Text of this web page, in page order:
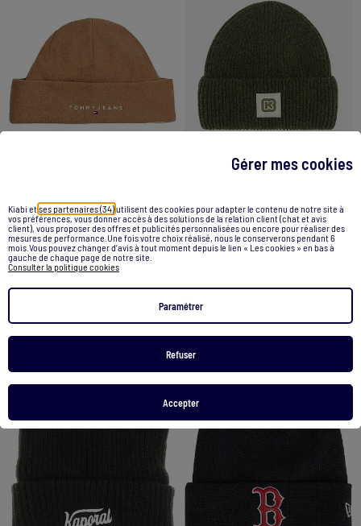
Gérer mes cookies
Kiabi et ses partenaires (34)utilisent des cookies pour adapter le contenu de notre site à
vos préférences, vous donner accès à des solutions de la relation client (chat et avis
client), vous proposer des offres et publicités personnalisées ou encore pour réaliser des
mesures de performance.Une fois votre choix réalisé, nous le conserverons pendant 6
mois.Vous pouvez changer d’avis à tout moment depuis le lien « Les cookies » en bas à
gauche de chaque page de notre site.
Consulter la politique cookies
Paramétrer
Refuser
Accepter
Bonnet Homme Tommy Hilfiger
39,90 € 23,99 €
Bonnet en maille - Kiabi
5,00 €